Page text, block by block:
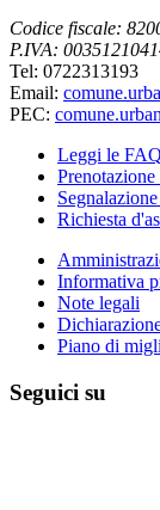
Codice fiscale:
P.IVA:
Tel: 0722313193
Email:
PEC:
Leggi le FAQ
Richiesta
Informativa
Note legali
Piano di
Seguici su